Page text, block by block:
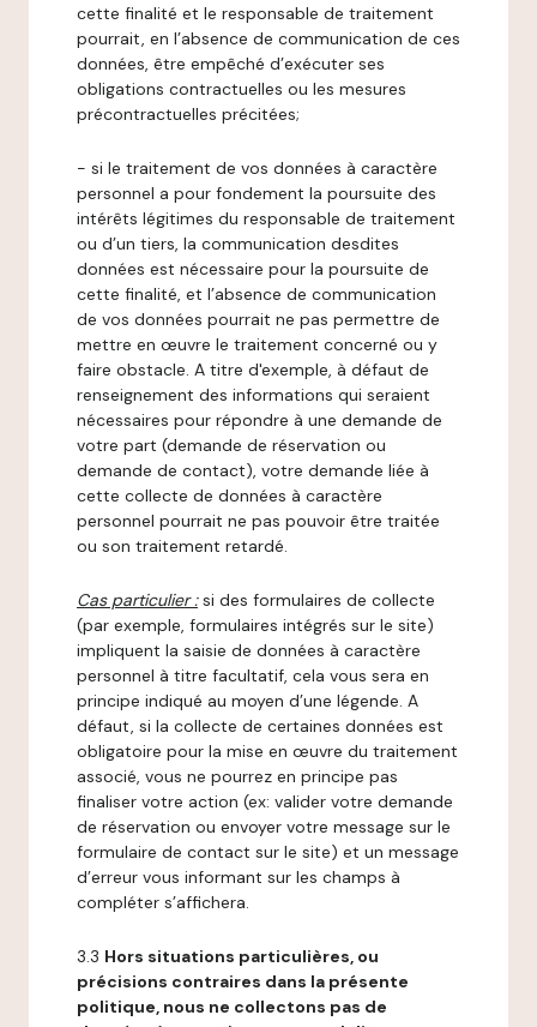
cette finalité et le responsable de traitement
pourrait, en l’absence de communication de ces
données, être empêché d’exécuter ses
obligations contractuelles ou les mesures
précontractuelles précitées;
- si le traitement de vos données à caractère
personnel a pour fondement la poursuite des
intérêts légitimes du responsable de traitement
ou d’un tiers, la communication desdites
données est nécessaire pour la poursuite de
cette finalité, et l’absence de communication
de vos données pourrait ne pas permettre de
mettre en œuvre le traitement concerné ou y
faire obstacle. A titre d'exemple, à défaut de
renseignement des informations qui seraient
nécessaires pour répondre à une demande de
votre part (demande de réservation ou
demande de contact), votre demande liée à
cette collecte de données à caractère
personnel pourrait ne pas pouvoir être traitée
ou son traitement retardé.
Cas particulier : si des formulaires de collecte
(par exemple, formulaires intégrés sur le site)
impliquent la saisie de données à caractère
personnel à titre facultatif, cela vous sera en
principe indiqué au moyen d’une légende. A
défaut, si la collecte de certaines données est
obligatoire pour la mise en œuvre du traitement
associé, vous ne pourrez en principe pas
finaliser votre action (ex: valider votre demande
de réservation ou envoyer votre message sur le
formulaire de contact sur le site) et un message
d’erreur vous informant sur les champs à
compléter s’affichera.
3.3 Hors situations particulières, ou
précisions contraires dans la présente
politique, nous ne collectons pas de